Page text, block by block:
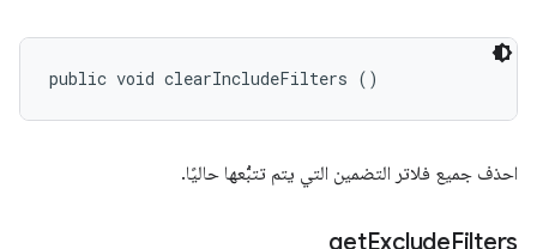
public void clearIncludeFilters ()
احذف جميع فلاتر التضمين التي يتم تتبُّعها حاليًا.
getExcludeFilters